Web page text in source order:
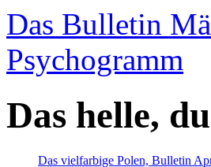
Das Bulletin
Psychogramm
Das helle,
Das vielfarbige Polen, Bulletin